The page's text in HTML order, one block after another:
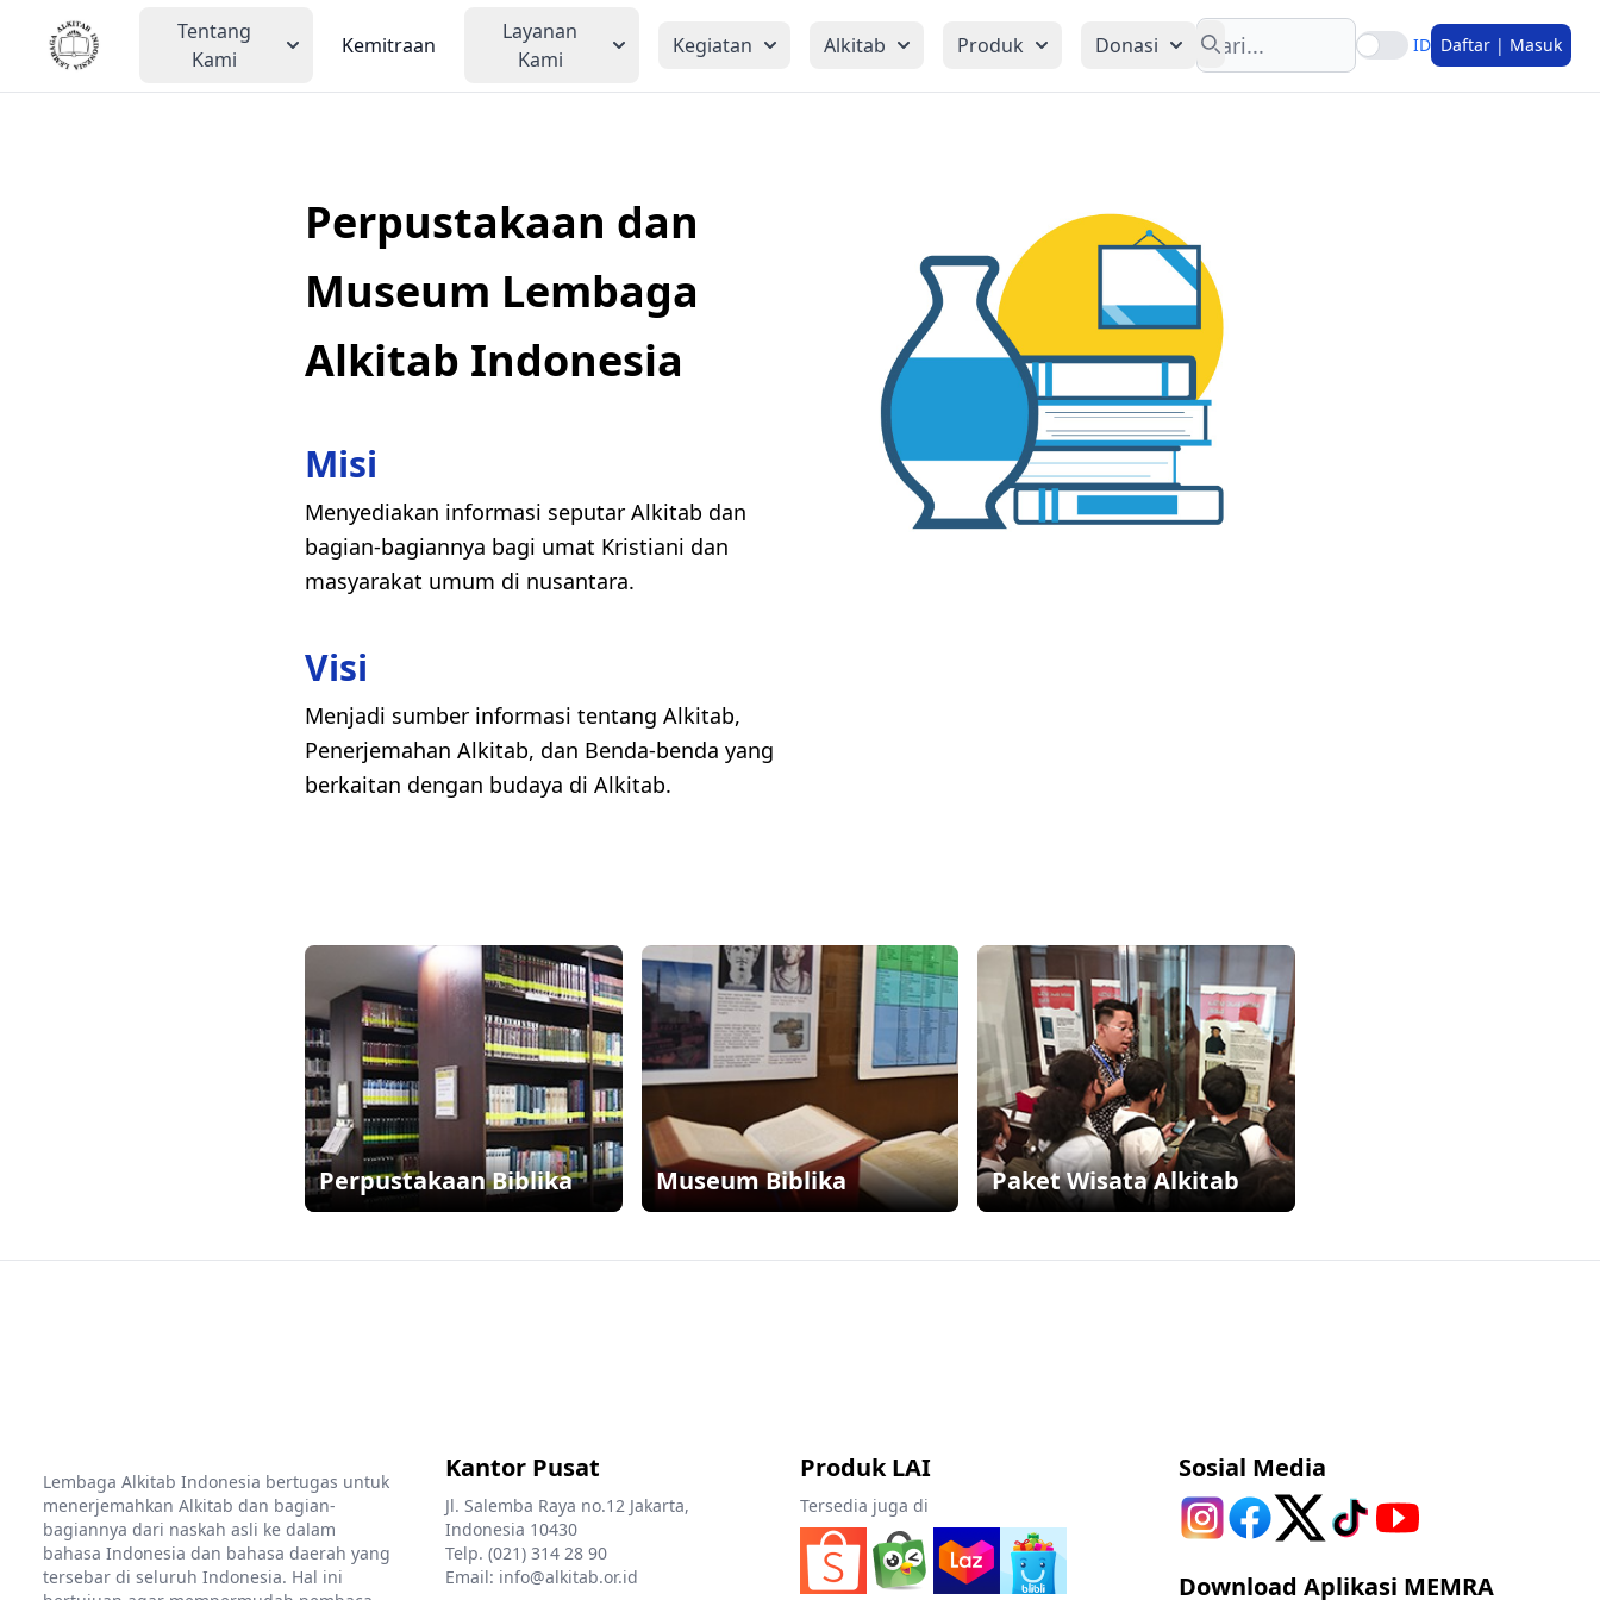
Tentang
Kami
Kemitraan
Layanan
Kami
Kegiatan Alkitab Produk Donasi
Search
ID Daftar | Masuk
Perpustakaan dan
Museum Lembaga
Alkitab Indonesia
Misi
Menyediakan informasi seputar Alkitab dan
bagian-bagiannya bagi umat Kristiani dan
masyarakat umum di nusantara.
Visi
Menjadi sumber informasi tentang Alkitab,
Penerjemahan Alkitab, dan Benda-benda yang
berkaitan dengan budaya di Alkitab.
Perpustakaan Biblika Museum Biblika Paket Wisata Alkitab
Lembaga Alkitab Indonesia bertugas untuk
menerjemahkan Alkitab dan bagian-
bagiannya dari naskah asli ke dalam
bahasa Indonesia dan bahasa daerah yang
tersebar di seluruh Indonesia. Hal ini
Kantor Pusat
Jl. Salemba Raya no.12 Jakarta,
Indonesia 10430
Telp. (021) 314 28 90
Email: info@alkitab.or.id
Produk LAI
Tersedia juga di
Sosial Media
Download Aplikasi MEMRA